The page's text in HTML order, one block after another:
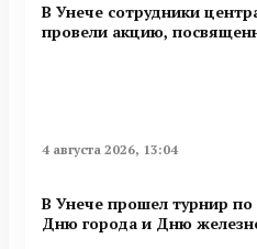
В Унече сотрудники
провели акцию,
4 августа 2026, 13:04
В Унече прошел турнир
Дню города и Дню